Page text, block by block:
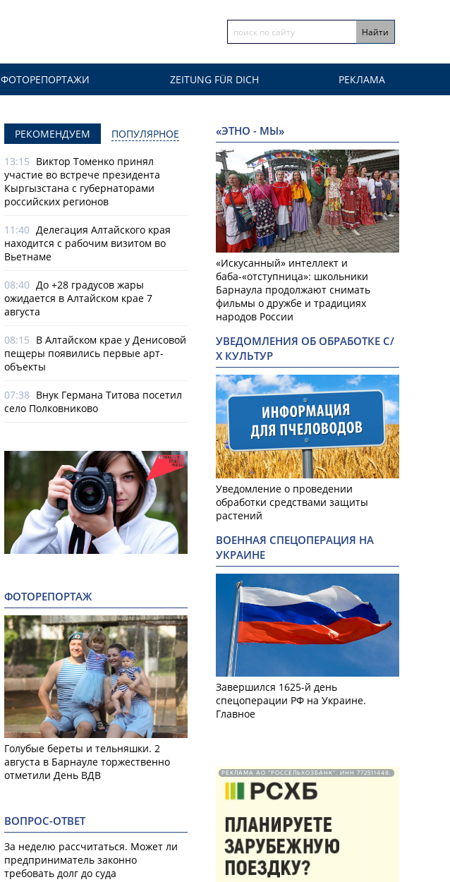
ФОТОРЕПОРТАЖИ ZEITUNG FÜR DICH РЕКЛАМА
РЕКОМЕНДУЕМ ПОПУЛЯРНОЕ
13:15 Виктор Томенко принял
участие во встрече президента
Кыргызстана с губернаторами
российских регионов
11:40 Делегация Алтайского края
находится с рабочим визитом во
Вьетнаме
08:40 До +28 градусов жары
ожидается в Алтайском крае 7
августа
08:15 В Алтайском крае у Денисовой
пещеры появились первые арт-
объекты
07:38 Внук Германа Титова посетил
село Полковниково
ФОТОРЕПОРТАЖ
Голубые береты и тельняшки. 2
августа в Барнауле торжественно
отметили День ВДВ
ВОПРОС-ОТВЕТ
За неделю рассчитаться. Может ли
предприниматель законно
требовать долг до суда
«ЭТНО - МЫ»
«Искусанный» интеллект и
баба-«отступница»: школьники
Барнаула продолжают снимать
фильмы о дружбе и традициях
народов России
УВЕДОМЛЕНИЯ ОБ ОБРАБОТКЕ С/
Х КУЛЬТУР
Уведомление о проведении
обработки средствами защиты
растений
ВОЕННАЯ СПЕЦОПЕРАЦИЯ НА
УКРАИНЕ
Завершился 1625-й день
спецоперации РФ на Украине.
Главное
РЕКЛАМА АО "РОССЕЛЬХОЗБАНК". ИНН 772511448.